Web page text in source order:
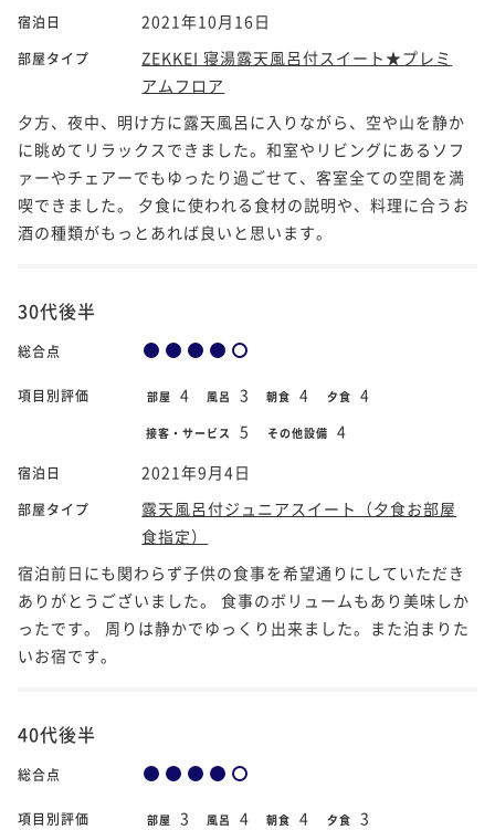
宿泊日 2021年10月16日
部屋タイプ
ZEKKEI 寝湯露天風呂付スイート★プレミ
アムフロア
夕方、夜中、明け方に露天風呂に入りながら、空や山を静か
に眺めてリラックスできました。和室やリビングにあるソフ
ァーやチェアーでもゆったり過ごせて、客室全ての空間を満
喫できました。 夕食に使われる食材の説明や、料理に合うお
酒の種類がもっとあれば良いと思います。
30代後半
総合点
項目別評価 部屋 4 風呂 3 朝食 4 夕食 4
接客・サービス 5 その他設備 4
宿泊日 2021年9月4日
部屋タイプ
露天風呂付ジュニアスイート（夕食お部屋
食指定）
宿泊前日にも関わらず子供の食事を希望通りにしていただき
ありがとうございました。 食事のボリュームもあり美味しか
ったです。 周りは静かでゆっくり出来ました。また泊まりた
いお宿です。
40代後半
総合点
項目別評価 部屋 3 風呂 4 朝食 4 夕食 3